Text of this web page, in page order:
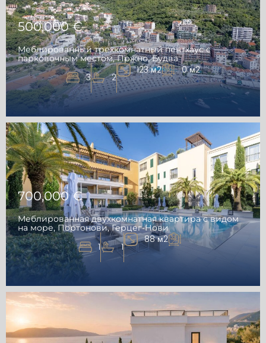
500,000 €
Меблированный трехкомнатный пентхаус с
парковочным местом, Пржно, Будва
3 2
123 м2 0 м2
700,000 €
Меблированная двухкомнатная квартира с видом
на море, Портонови, Герцег-Нови
1 1
88 м2